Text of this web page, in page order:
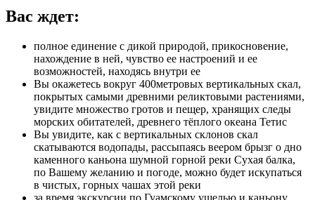
Вас ждет:
полное единение с дикой природой, прикосновение,
нахождение в ней, чувство ее настроений и ее
возможностей, находясь внутри ее
Вы окажетесь вокруг 400метровых вертикальных скал,
покрытых самыми древними реликтовыми растениями,
увидите множество гротов и пещер, хранящих следы
морских обитателей, древнего тёплого океана Тетис
Вы увидите, как с вертикальных склонов скал
скатываются водопады, рассыпаясь веером брызг о дно
каменного каньона шумной горной реки Сухая балка,
по Вашему желанию и погоде, можно будет искупаться
в чистых, горных чашах этой реки
за время экскурсии по Гуамскому ущелью и каньону